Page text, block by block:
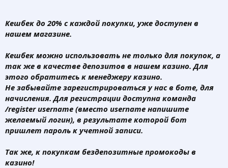
Кешбек до 20% с каждой покупки, уже доступен в
нашем магазине.
Кешбек можно использовать не только для покупок, а
так же в качестве депозитов в нашем казино. Для
этого обратитесь к менеджеру казино.
Не забывайте зарегистрироваться у нас в боте, для
начисления. Для регистрации доступна команда
/register username (вместо username напишите
желаемый логин), в результате которой бот
пришлет пароль к учетной записи.
Так же, к покупкам бездепозитные промокоды в
казино!